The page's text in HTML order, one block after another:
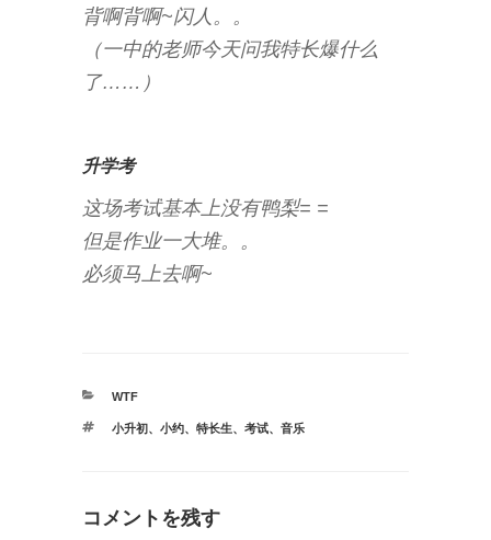
背啊背啊~闪人。。
（一中的老师今天问我特长爆什么
了……）
升学考
这场考试基本上没有鸭梨= =
但是作业一大堆。。
必须马上去啊~
カ
ゴ
WTF
タ
小升初、小约、特长生、考试、音乐
コメントを残す